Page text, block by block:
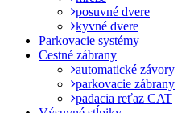
posuvné dvere
kyvné dvere
Parkovacie systémy
Cestné zábrany
automatické závory
parkovacie zábrany
padacia reťaz CAT